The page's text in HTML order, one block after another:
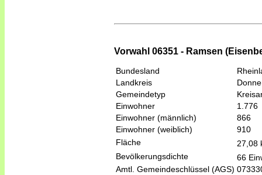
Vorwahl 06351 - Ramsen
Bundesland
Landkreis
Gemeindetyp
Einwohner
1.776
Einwohner (männlich)
866
Einwohner (weiblich)
910
Fläche
27,08
Bevölkerungsdichte
66
Amtl. Gemeindeschlüssel (AGS)